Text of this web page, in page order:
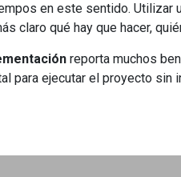
en este sentido. Utilizar
claro qué hay que hacer,
reporta muchos
para ejecutar el proyecto sin